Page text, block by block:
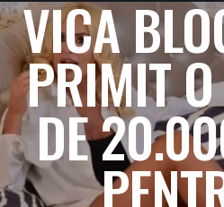
VICA
PRIMIT O
DE